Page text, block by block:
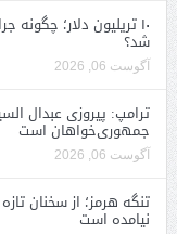
۱۰ تریلیون دلار؛
شد؟
آگوست 06, 2026
ترامپ: پیروزی عبدال
جمهوری‌خواهان است
آگوست 06, 2026
تنگه هرمز؛ از سخنان
نیامده است